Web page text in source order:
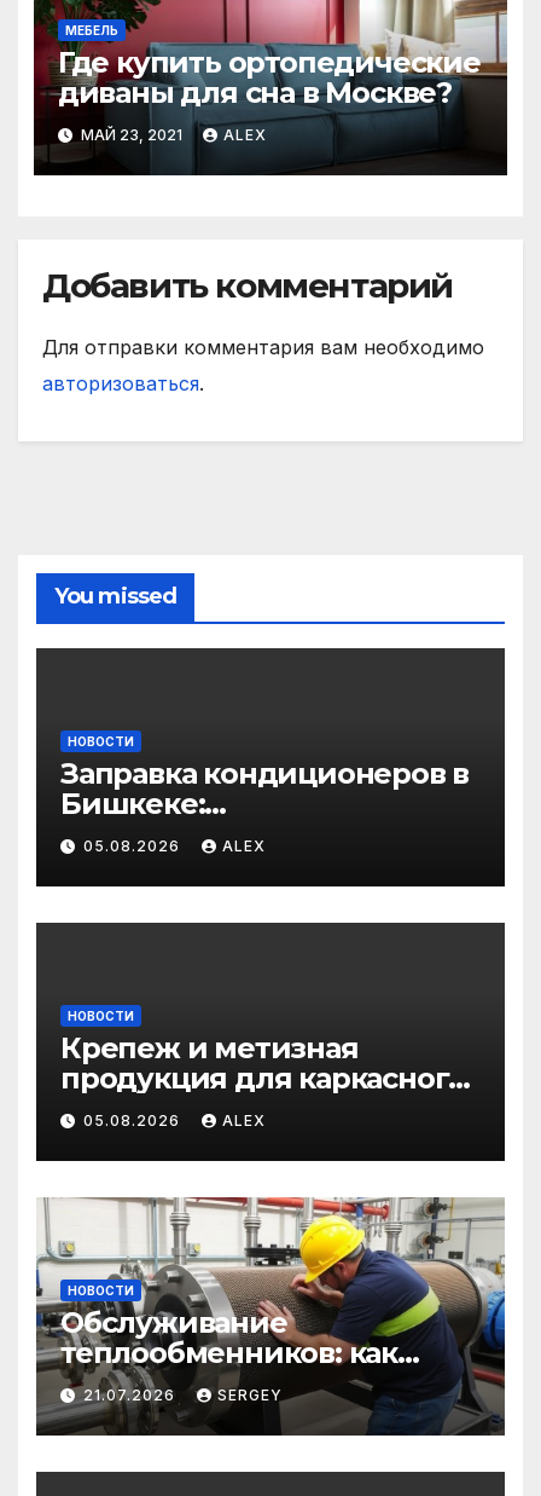
МЕБЕЛЬ
Где купить ортопедические
диваны для сна в Москве?
МАЙ 23, 2021 ALEX
Добавить комментарий
Для отправки комментария вам необходимо
авторизоваться.
You missed
НОВОСТИ
Заправка кондиционеров в
Бишкеке:
профессиональные услуги
для дома и авто
05.08.2026 ALEX
НОВОСТИ
Крепеж и метизная
продукция для каркасного
и загородного
строительства: от
саморезов до анкеров
05.08.2026 ALEX
НОВОСТИ
Обслуживание
теплообменников: как
сохранить эффективность
и избежать простоев
21.07.2026 SERGEY